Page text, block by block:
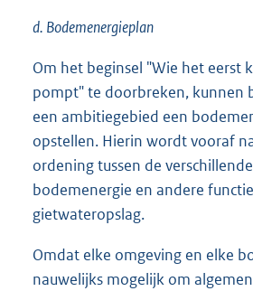
d. Bodemenergieplan
Om het beginsel "Wie het eerst
pompt" te doorbreken, kunnen
een ambitiegebied een
opstellen. Hierin wordt vooraf
ordening tussen de
bodemenergie en andere
gietwateropslag.
Omdat elke omgeving en elke
nauwelijks mogelijk om